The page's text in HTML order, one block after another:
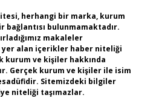
herhangi bir marka, kurum
bağlantısı bulunmamaktadır.
makaleler
yer alan içerikler haber niteliği
kurum ve kişiler hakkında
Gerçek kurum ve kişiler ile isim
Sitemizdeki bilgiler
niteliği taşımazlar.